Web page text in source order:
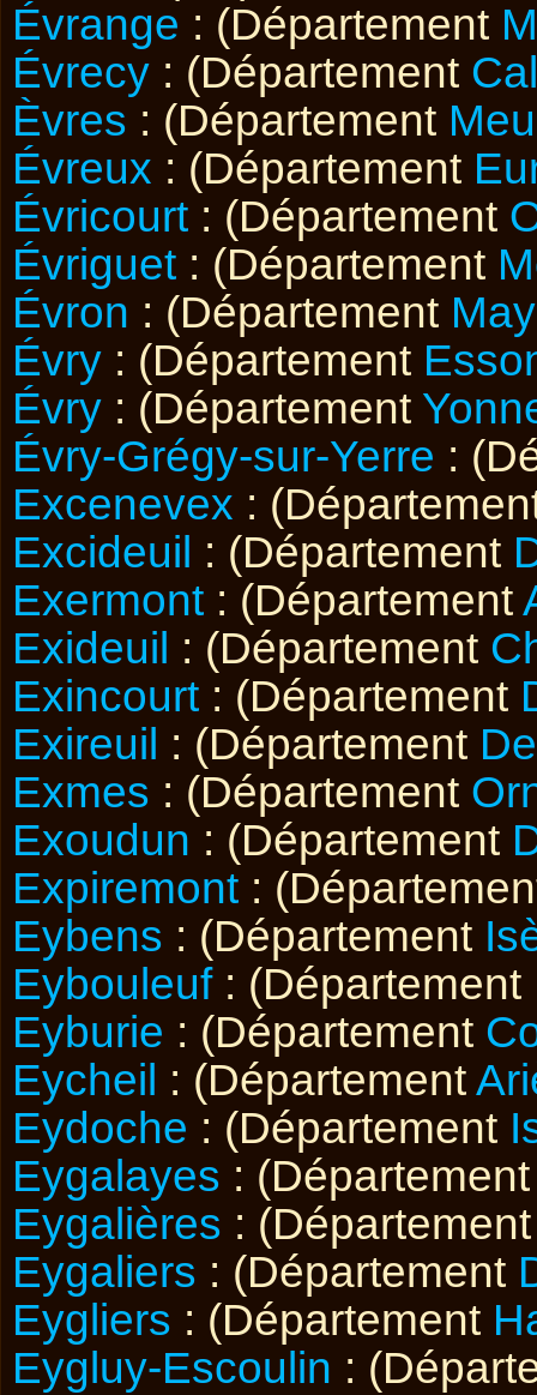
Évrange : (Département
Évrecy : (Département
Èvres : (Département
Évreux : (Département
Évricourt : (Département
Évriguet : (Département
Évron : (Département
Évry : (Département
Évry : (Département
Évry-Grégy-sur-Yerre :
Excenevex :
Excideuil : (Département
Exermont : (Département
Exideuil : (Département
Exincourt : (Département
Exireuil : (Département
Exmes : (Département
Exoudun : (Département
Expiremont :
Eybens : (Département
Eybouleuf: (Département
Eyburie : (Département
Eycheil : (Département
Eydoche : (Département
Eygalayes :
Eygalières :
Eygaliers : (Département
Eygliers : (Département
Eygluy-Escoulin :